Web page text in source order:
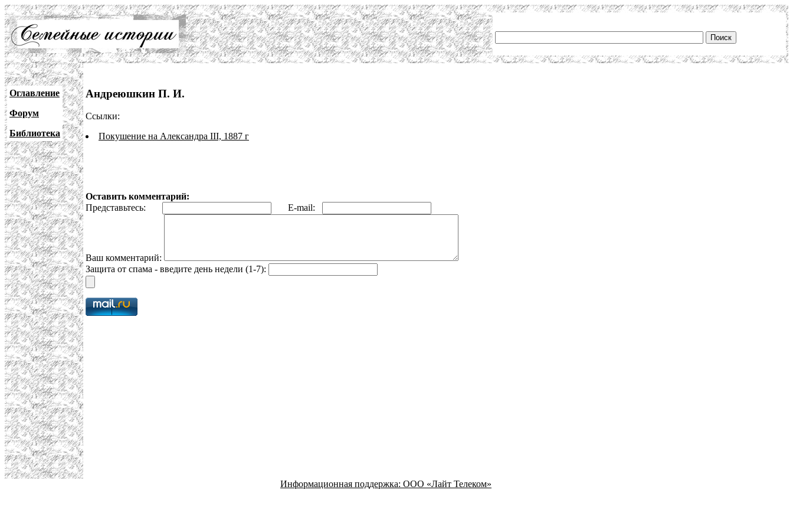
Оглавление
Форум
Библиотека
Андреюшкин П. И.
Ссылки:
Покушение на Александра III, 1887 г
Оставить комментарий:
Представьтесь:
E-mail:
Ваш комментарий:
Защита от спама - введите день недели (1-7):
Информационная поддержка: ООО «Лайт Телеком»